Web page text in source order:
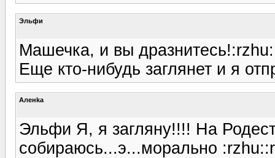
Эльфи
Машечка, и вы
Еще кто-нибудь заглянет и я
Аленka
Эльфи Я, я загляну!!!! На
собираюсь...э...морально